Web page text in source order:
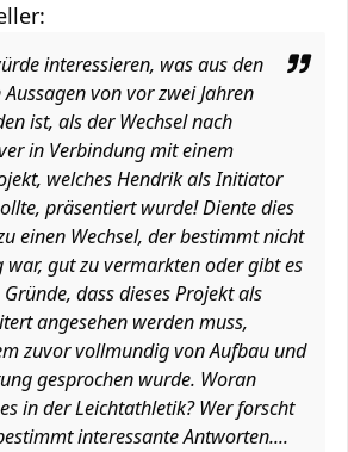
interessieren, was aus den
von vor zwei Jahren
ist, als der Wechsel nach
in Verbindung mit einem
welches Hendrik als Initiator
präsentiert wurde! Diente dies
einen Wechsel, der bestimmt nicht
war, gut zu vermarkten oder gibt es
dass dieses Projekt als
angesehen werden muss,
zuvor vollmundig von Aufbau und
gesprochen wurde. Woran
in der Leichtathletik? Wer forscht
interessante Antworten....